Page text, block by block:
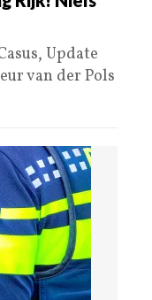
Update
van der Pols